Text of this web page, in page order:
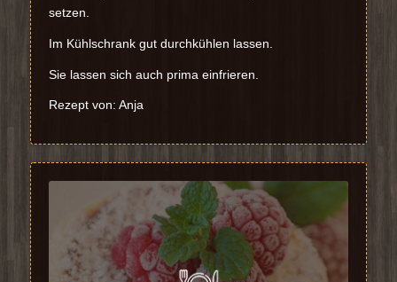
setzen.
Im Kühlschrank gut durchkühlen lassen.
Sie lassen sich auch prima einfrieren.
Rezept von: Anja